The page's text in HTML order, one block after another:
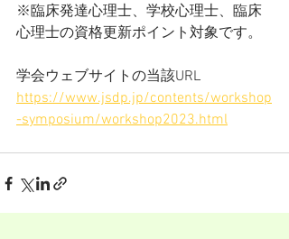
※臨床発達心理士、学校心理士、臨床
心理士の資格更新ポイント対象です。
学会ウェブサイトの当該URL
https://www.jsdp.jp/contents/workshop
-symposium/workshop2023.html